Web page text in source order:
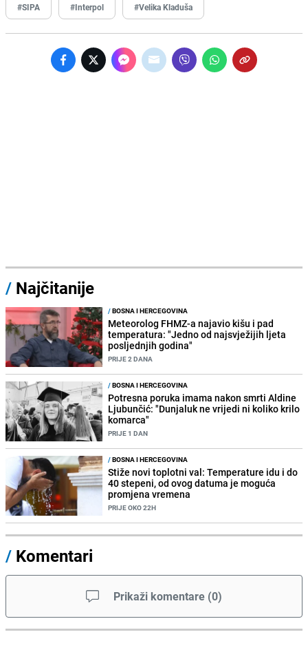
#SIPA #Interpol #Velika Kladuša
/ Najčitanije
/BOSNA I HERCEGOVINA
Meteorolog FHMZ-a najavio kišu i pad
temperatura: "Jedno od najsvježijih ljeta
posljednjih godina"
PRIJE 2 DANA
/BOSNA I HERCEGOVINA
Potresna poruka imama nakon smrti Aldine
Ljubunčić: "Dunjaluk ne vrijedi ni koliko krilo
komarca"
PRIJE 1 DAN
/BOSNA I HERCEGOVINA
Stiže novi toplotni val: Temperature idu i do
40 stepeni, od ovog datuma je moguća
promjena vremena
PRIJE OKO 22H
/ Komentari
Prikaži komentare (0)